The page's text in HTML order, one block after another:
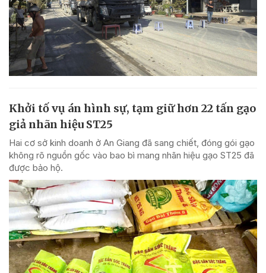
Khởi tố vụ án hình sự, tạm giữ hơn 22 tấn gạo
giả nhãn hiệu ST25
Hai cơ sở kinh doanh ở An Giang đã sang chiết, đóng gói gạo
không rõ nguồn gốc vào bao bì mang nhãn hiệu gạo ST25 đã
được bảo hộ.